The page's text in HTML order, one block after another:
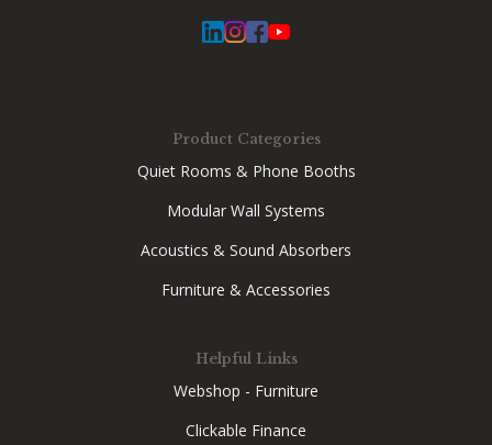
Product Categories
Quiet Rooms & Phone Booths
Modular Wall Systems
Acoustics & Sound Absorbers
Furniture & Accessories
Helpful Links
Webshop - Furniture
Clickable Finance